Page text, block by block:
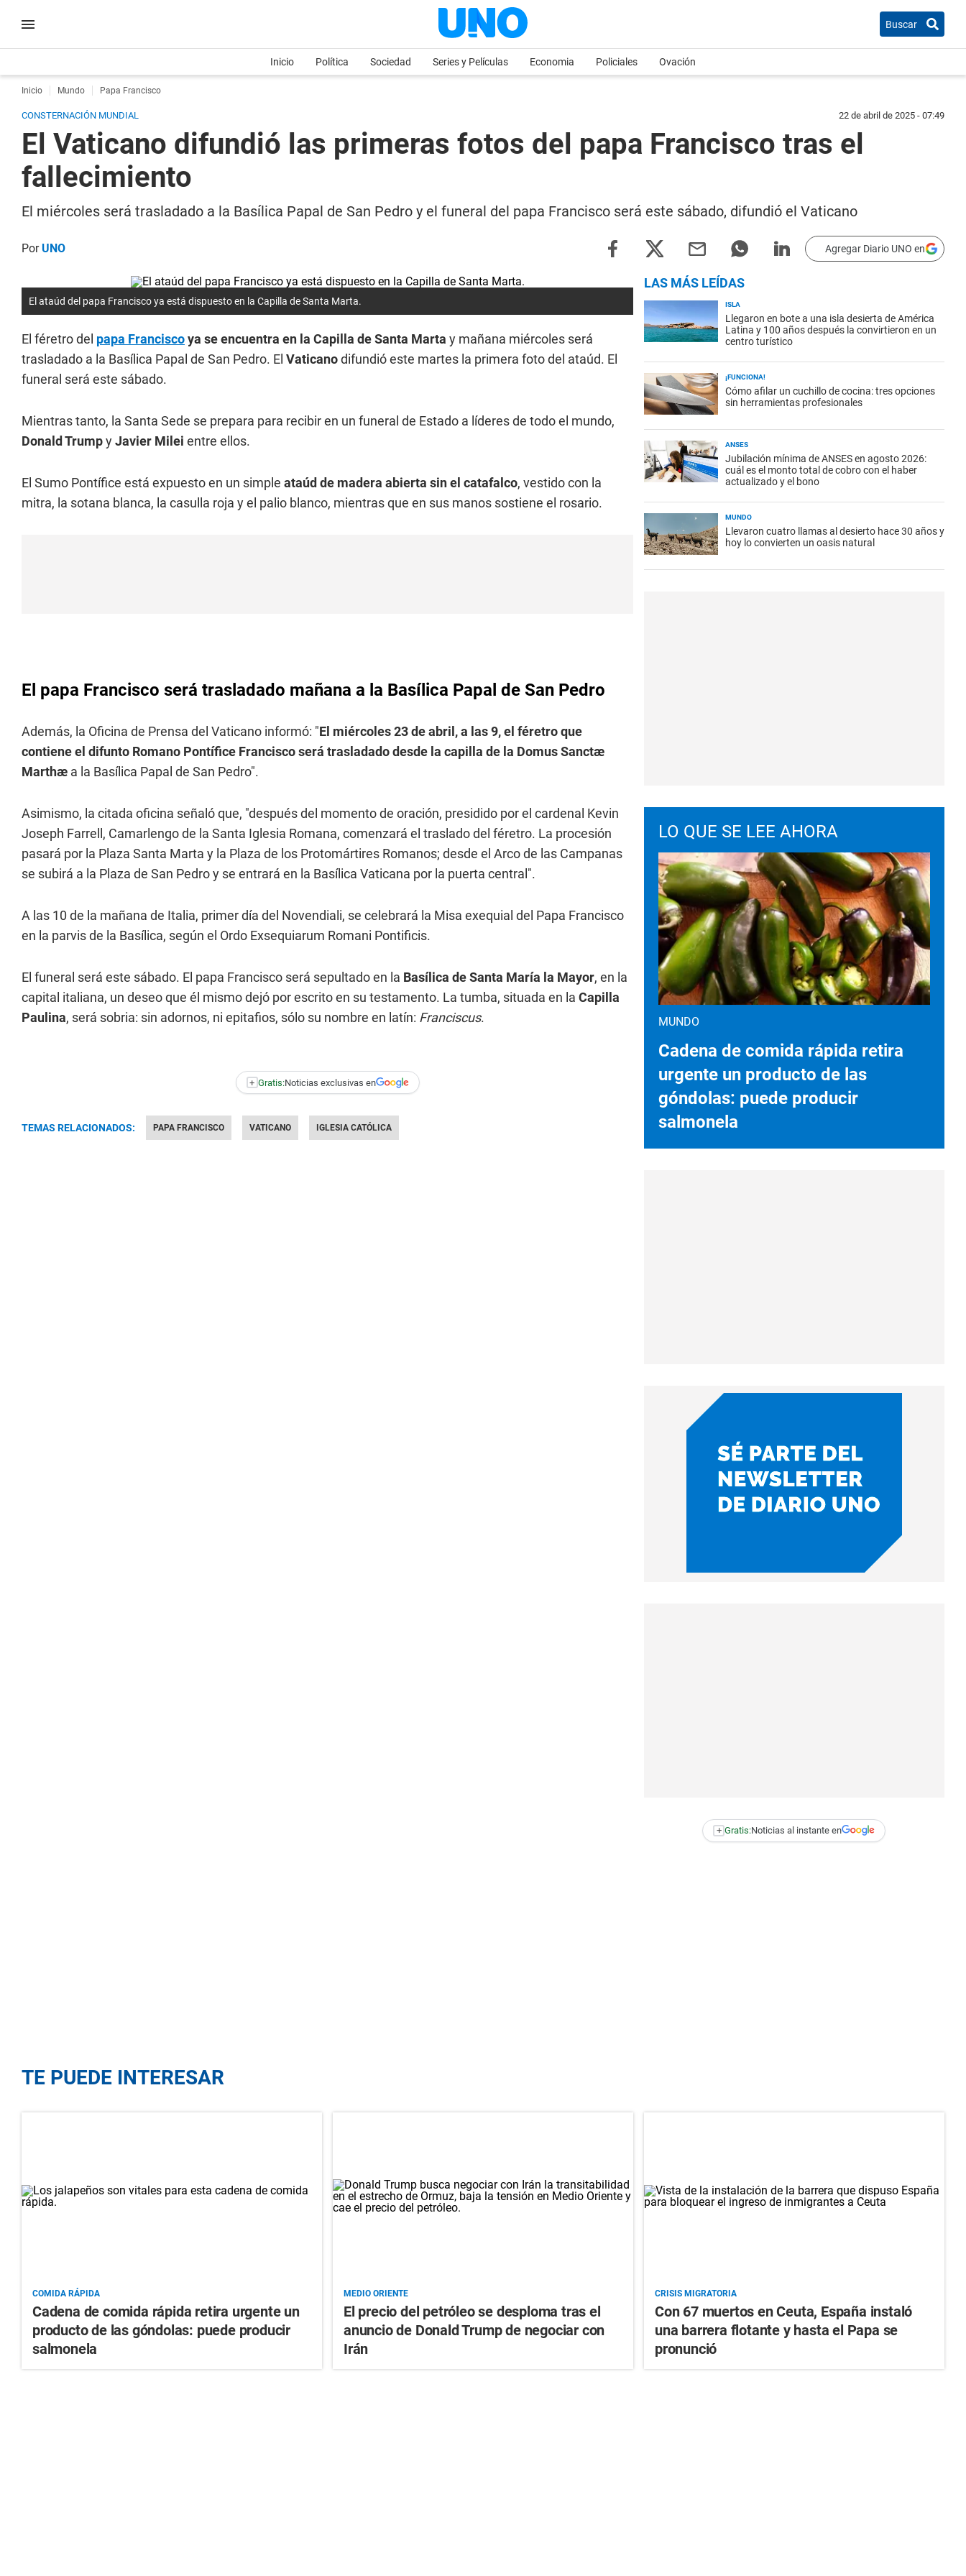
Buscar
Inicio Política Sociedad Series y Películas Economia Policiales Ovación
Inicio Mundo Papa Francisco
CONSTERNACIÓN MUNDIAL 22 de abril de 2025 - 07:49
El Vaticano difundió las primeras fotos del papa Francisco tras el
fallecimiento
El miércoles será trasladado a la Basílica Papal de San Pedro y el funeral del papa Francisco será este sábado, difundió el Vaticano
PorUNO Agregar Diario UNO en
El ataúd del papa Francisco ya está dispuesto en la Capilla de Santa Marta.
El féretro del papa Franciscoya se encuentra en la Capilla de Santa Marta y mañana miércoles será
trasladado a la Basílica Papal de San Pedro. El Vaticanodifundió este martes la primera foto del ataúd. El
funeral será este sábado.
Mientras tanto, la Santa Sede se prepara para recibir en un funeral de Estado a líderes de todo el mundo,
Donald TrumpyJavier Milei entre ellos.
El Sumo Pontífice está expuesto en un simple ataúd de madera abierta sin el catafalco, vestido con la
mitra, la sotana blanca, la casulla roja y el palio blanco, mientras que en sus manos sostiene el rosario.
El papa Francisco será trasladado mañana a la Basílica Papal de San Pedro
Además, la Oficina de Prensa del Vaticano informó: "El miércoles 23 de abril, a las 9, el féretro que
contiene el difunto Romano Pontífice Francisco será trasladado desde la capilla de la Domus Sanctæ
Marthæ a la Basílica Papal de San Pedro".
Asimismo, la citada oficina señaló que, "después del momento de oración, presidido por el cardenal Kevin
Joseph Farrell, Camarlengo de la Santa Iglesia Romana, comenzará el traslado del féretro. La procesión
pasará por la Plaza Santa Marta y la Plaza de los Protomártires Romanos; desde el Arco de las Campanas
se subirá a la Plaza de San Pedro y se entrará en la Basílica Vaticana por la puerta central".
A las 10 de la mañana de Italia, primer día del Novendiali, se celebrará la Misa exequial del Papa Francisco
en la parvis de la Basílica, según el Ordo Exsequiarum Romani Pontificis.
El funeral será este sábado. El papa Francisco será sepultado en la Basílica de Santa María la Mayor, en la
capital italiana, un deseo que él mismo dejó por escrito en su testamento. La tumba, situada en la Capilla
Paulina, será sobria: sin adornos, ni epitafios, sólo su nombre en latín: Franciscus.
+ Gratis:Noticias exclusivas en
TEMAS RELACIONADOS: PAPA FRANCISCO VATICANO IGLESIA CATÓLICA
LAS MÁS LEÍDAS
ISLA
Llegaron en bote a una isla desierta de América
Latina y 100 años después la convirtieron en un
centro turístico
¡FUNCIONA!
Cómo afilar un cuchillo de cocina: tres opciones
sin herramientas profesionales
ANSES
Jubilación mínima de ANSES en agosto 2026:
cuál es el monto total de cobro con el haber
actualizado y el bono
MUNDO
Llevaron cuatro llamas al desierto hace 30 años y
hoy lo convierten un oasis natural
LO QUE SE LEE AHORA
MUNDO
Cadena de comida rápida retira
urgente un producto de las
góndolas: puede producir
salmonela
+ Gratis:Noticias al instante en
TE PUEDE INTERESAR
COMIDA RÁPIDA
Cadena de comida rápida retira urgente un
producto de las góndolas: puede producir
salmonela
MEDIO ORIENTE
El precio del petróleo se desploma tras el
anuncio de Donald Trump de negociar con
Irán
CRISIS MIGRATORIA
Con 67 muertos en Ceuta, España instaló
una barrera flotante y hasta el Papa se
pronunció